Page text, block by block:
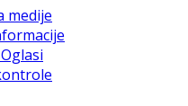
medije